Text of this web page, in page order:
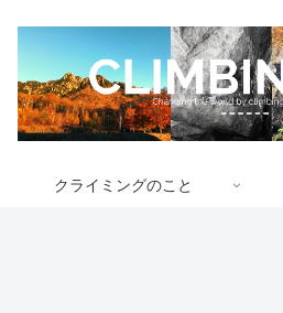
クライミングのこと